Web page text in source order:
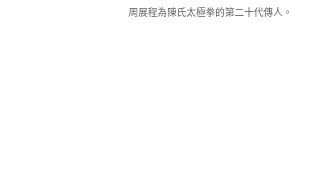
周展程為陳氏太極拳的第二十代傳人。